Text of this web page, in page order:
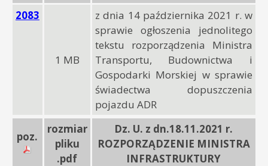
2083
1 MB
z dnia 14 października 2021 r. w
sprawie ogłoszenia jednolitego
tekstu rozporządzenia Ministra
Transportu, Budownictwa i
Gospodarki Morskiej w sprawie
świadectwa dopuszczenia
pojazdu ADR
poz.
rozmiar
pliku
.pdf
Dz. U. z dn.18.11.2021 r.
ROZPORZĄDZENIE MINISTRA
INFRASTRUKTURY